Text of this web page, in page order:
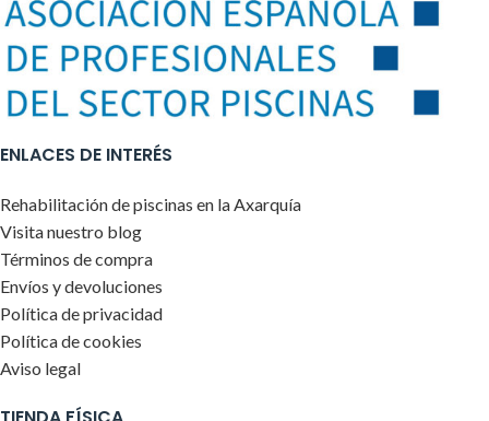
ENLACES DE INTERÉS
Rehabilitación de piscinas en la Axarquía
Visita nuestro blog
Términos de compra
Envíos y devoluciones
Política de privacidad
Política de cookies
Aviso legal